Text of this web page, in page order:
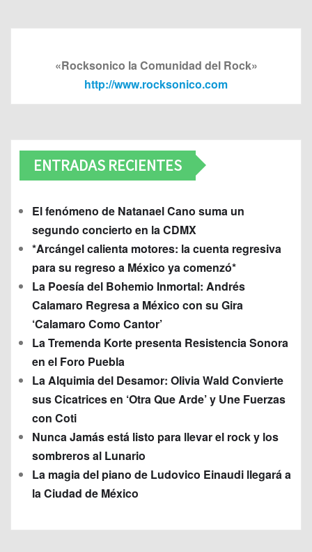
«Rocksonico la Comunidad del Rock»
http://www.rocksonico.com
ENTRADAS RECIENTES
El fenómeno de Natanael Cano suma un
segundo concierto en la CDMX
*Arcángel calienta motores: la cuenta regresiva
para su regreso a México ya comenzó*
La Poesía del Bohemio Inmortal: Andrés
Calamaro Regresa a México con su Gira
‘Calamaro Como Cantor’
La Tremenda Korte presenta Resistencia Sonora
en el Foro Puebla
La Alquimia del Desamor: Olivia Wald Convierte
sus Cicatrices en ‘Otra Que Arde’ y Une Fuerzas
con Coti
Nunca Jamás está listo para llevar el rock y los
sombreros al Lunario
La magia del piano de Ludovico Einaudi llegará a
la Ciudad de México